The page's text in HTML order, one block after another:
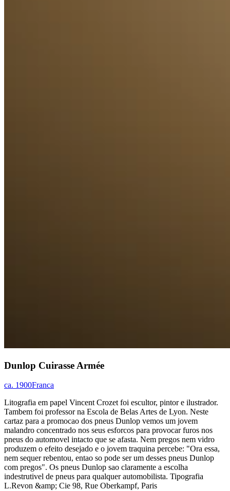
Dunlop Cuirasse Armée
ca. 1900Franca
Litografia em papel Vincent Crozet foi escultor, pintor e ilustrador.
Tambem foi professor na Escola de Belas Artes de Lyon. Neste
cartaz para a promocao dos pneus Dunlop vemos um jovem
malandro concentrado nos seus esforcos para provocar furos nos
pneus do automovel intacto que se afasta. Nem pregos nem vidro
produzem o efeito desejado e o jovem traquina percebe: "Ora essa,
nem sequer rebentou, entao so pode ser um desses pneus Dunlop
com pregos". Os pneus Dunlop sao claramente a escolha
indestrutivel de pneus para qualquer automobilista. Tipografia
L.Revon &amp; Cie 98, Rue Oberkampf, Paris